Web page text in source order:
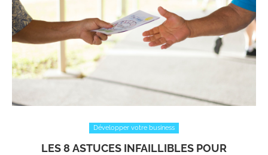
Développer votre business
LES 8 ASTUCES INFAILLIBLES POUR